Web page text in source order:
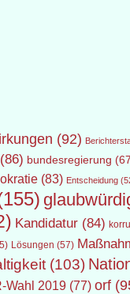
(92)
(86) bundesregierung
(83) Entscheidung
Kandidatur (84)
Lösungen (57)
(103)
Wahl 2019 (77) orf